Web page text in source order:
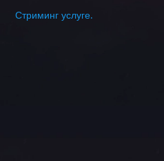
Стриминг услуге.